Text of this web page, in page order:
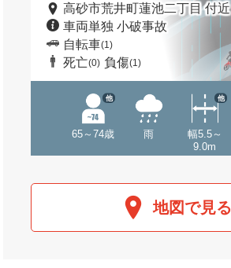
高砂市荒井町蓮池二丁目 付近
車両単独 小破事故
自転車(1)
死亡(0) 負傷(1)
65～74歳
他
雨
幅5.5～
9.0m
他
地図で見る